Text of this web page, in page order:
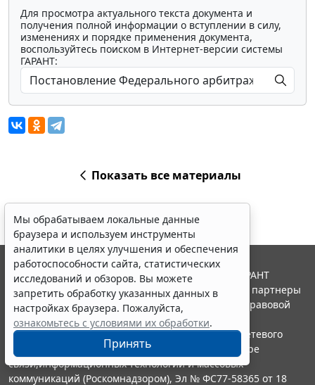
Для просмотра актуального текста документа и
получения полной информации о вступлении в силу,
изменениях и порядке применения документа,
воспользуйтесь поиском в Интернет-версии системы
ГАРАНТ:
Показать все материалы
Мы обрабатываем локальные данные
браузера и используем инструменты
аналитики в целях улучшения и обеспечения
работоспособности сайта, статистических
исследований и обзоров. Вы можете
запретить обработку указанных данных в
настройках браузера. Пожалуйста,
ознакомьтесь с условиями их обработки.
Принять
© ООО "НПП "ГАРАНТ-СЕРВИС", 2026. Система ГАРАНТ
выпускается с 1990 года. Компания "Гарант" и ее партнеры
являются участниками Российской ассоциации правовой
информации ГАРАНТ.
Портал ГАРАНТ.РУ зарегистрирован в качестве сетевого
издания Федеральной службой по надзору в сфере
связи,информационных технологий и массовых
коммуникаций (Роскомнадзором), Эл № ФС77-58365 от 18